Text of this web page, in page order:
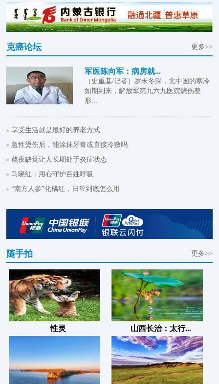
克癌论坛 更多>>
军医陈向军：病房就...
（史重基/记者）岁末冬深，北中国的寒冷
如期到来，解放军第九六九医院烧伤整
形...
享受生活就是最好的养老方式
急性烫伤后，能涂抹牙膏或直接冷敷吗
熬夜缺觉让人长期处于炎症状态
马晓红：用心守护百姓呼吸
“南方人参”化橘红，日常到底怎么用
随手拍 更多>>
性灵 山西长治：太行...